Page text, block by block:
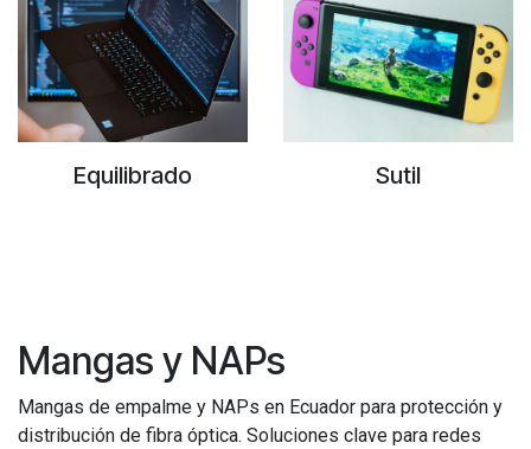
Equilibrado Sutil
Mangas y NAPs
Mangas de empalme y NAPs en Ecuador para protección y
distribución de fibra óptica. Soluciones clave para redes